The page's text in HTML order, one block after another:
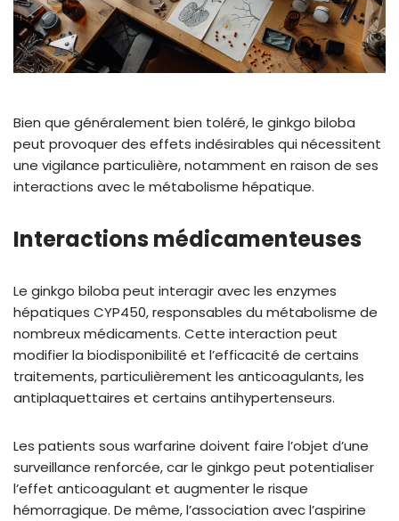
Bien que généralement bien toléré, le ginkgo biloba
peut provoquer des effets indésirables qui nécessitent
une vigilance particulière, notamment en raison de ses
interactions avec le métabolisme hépatique.
Interactions médicamenteuses
Le ginkgo biloba peut interagir avec les enzymes
hépatiques CYP450, responsables du métabolisme de
nombreux médicaments. Cette interaction peut
modifier la biodisponibilité et l’efficacité de certains
traitements, particulièrement les anticoagulants, les
antiplaquettaires et certains antihypertenseurs.
Les patients sous warfarine doivent faire l’objet d’une
surveillance renforcée, car le ginkgo peut potentialiser
l’effet anticoagulant et augmenter le risque
hémorragique. De même, l’association avec l’aspirine